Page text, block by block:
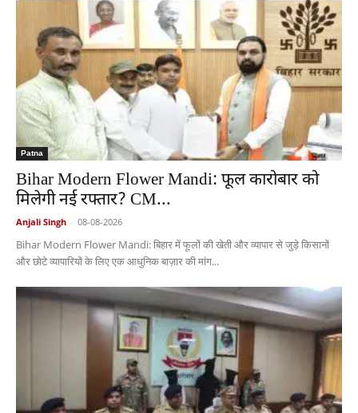
Patna
Bihar Modern Flower Mandi: फूल कारोबार को
मिलेगी नई रफ्तार? CM...
Anjali Singh - 08-08-2026
Bihar Modern Flower Mandi: बिहार में फूलों की खेती और व्यापार से जुड़े किसानों
और छोटे व्यापारियों के लिए एक आधुनिक बाज़ार की मांग...